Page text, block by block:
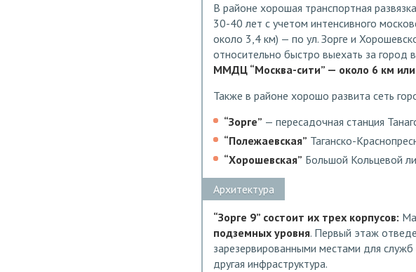
В районе хорошая транспортная
30-40 лет с учетом интенсивного
около 3,4 км) — по ул. Зорге и
относительно быстро выехать за город
ММДЦ “Москва-сити” — около 6 км
Также в районе хорошо развита сеть
“Зорге” — пересадочная станция
“Полежаевская” Таганско-
“Хорошевская” Большой Кольцевой
Архитектура
“Зорге 9” состоит их трех корпусов:
подземных уровня. Первый этаж
зарезервированными местами для
другая инфраструктура.